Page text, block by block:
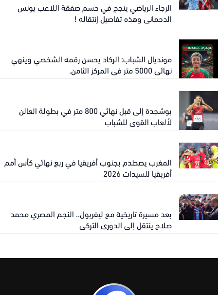
الرجاء الرياضي ينجح في حسم صفقة اللاعب يونس
الدحماني وهذه تفاصيل إنتقاله !
مونديال الشباب: الركاد يحسن رقمه الشخصي وينهي
نهائي 5000 متر في المركز الثامن.
بوشجدة إلى قبل نهائي 800 متر في بطولة العالن
لألعاب القوى للشباب
المغرب يصطدم بجنوب أفريقيا في ربع نهائي كأس أمم
أفريقيا للسيدات 2026
بعد مسيرة تاريخية مع ليفربول.. النجم المصري محمد
صلاح ينتقل إلى الدوري التركي